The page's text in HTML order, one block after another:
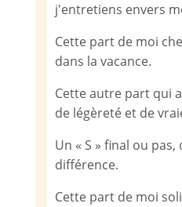
j'entretiens envers
Cette part de moi
dans la vacance.
Cette autre part qui
de légèreté et de
Un « S » final ou
différence.
Cette part de moi